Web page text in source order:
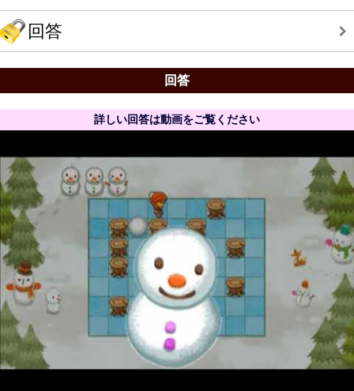
回答
回答
詳しい回答は動画をご覧ください